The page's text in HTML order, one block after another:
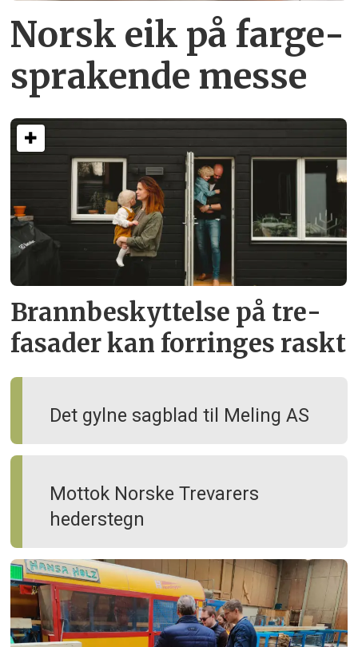
Norsk eik på farge­
sprakende messe
Brann­beskyttelse på tre­
fasader kan forringes raskt
Det gylne sagblad til Meling AS
Mottok Norske Trevarers
hederstegn